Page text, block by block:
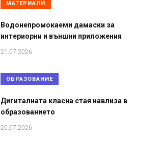
МАТЕРИАЛИ
Водонепромокаеми дамаски за
интериорни и външни приложения
21.07.2026
ОБРАЗОВАНИЕ
Дигиталната класна стая навлиза в
образованието
20.07.2026